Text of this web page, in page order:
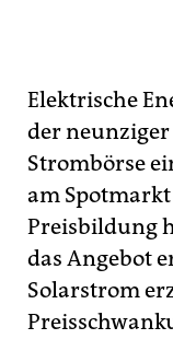
Elektrische
der
Strombörse
am
Preisbildung
das Angebot
Solarstrom